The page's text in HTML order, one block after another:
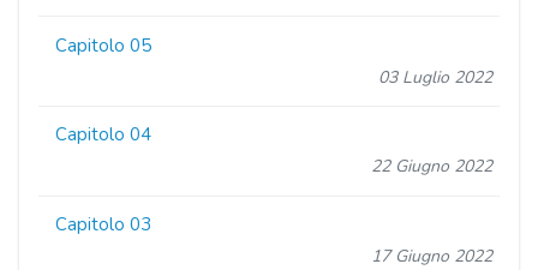
Capitolo 05
03 Luglio 2022
Capitolo 04
22 Giugno 2022
Capitolo 03
17 Giugno 2022